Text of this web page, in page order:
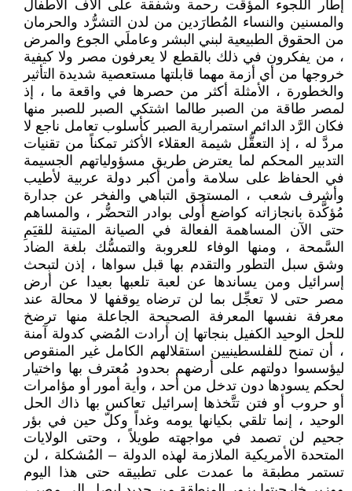
إطار اللجوء المؤقت رحمة وشفقة على ألاف الأطفال
والمسنين والنساء المُطارَدين من لدن التشرُّد والحرمان
من الحقوق الطبيعية لبني البشر وعاملَي الجوع والمرض
، من يفكرون في ذلك بالقطع لا يعرفون مصر ولا كيفية
خروجها من أي أزمة مهما قابلتها مستعصية شديدة التأثير
والخطورة ، الأمثلة أكثر من حصرها في واقعة ما ، إذ
لمصر طاقة من الصبر طالما اشتكي الصبر للصبر منها
فكان الرَّد الدائم استمرارية الصبر كأسلوب تعامل ناجع لا
مردَّ له ، إذ التعقُّل شيمة العقلاء الأكثر تمكناً من تقنيات
التدبير المحكم لما يعترض طريق مسؤولياتهم الجسيمة
في الحفاظ على سلامة وأمن أكبر دولة عربية لأطيب
وأشرف شعب ، المستحِق التباهي والفخر عن جدارة
مُؤكَّدة بانجازاته كواضع أُولى بوادر التحضُّر ، والمساهم
حتى الآن المساهمة الفعالة في الصيانة المتينة للقيَمِ
السَّمحة ، ومنها الوفاء للعروبة والتمسُّك بلغة الضاد
وشق سبل التطور والتقدم بها قبل سواها ، إذن لتبحث
إسرائيل ومن يساندها عن لعبة تلعبها بعيدا عن أرض
مصر حتى لا تعجِّل بما لن ترضاه يوقفها لا محالة عند
معرفة نفسها المعرفة الصحيحة الجاعلة منها ترضخ
للحل الوحيد الكفيل بنجاتها إن أرادت المُضي كدولة آمنة
، أن تمنح للفلسطينيين استقلالهم الكامل غير المنقوص
ليؤسسوا دولتهم على أرضهم بحدود مُعترف بها واختيار
لحكم يسودها دون تدخل من أحد ، وأية أمور أو مؤامرات
أو حروب أو فتن تتَّخذها إسرائيل تعاكس بها ذاك الحل
الوحيد ، إنما تلقي بكيانها يومه وغداً وكلّ حين في بؤر
جحيم لن تصمد في مواجهته طويلاً ، وحتى الولايات
المتحدة الأمريكية الملازمة لهذه الدولة – المُشكلة ، لن
تستمر مطبقة ما عمدت على تطبيقه حتى هذا اليوم